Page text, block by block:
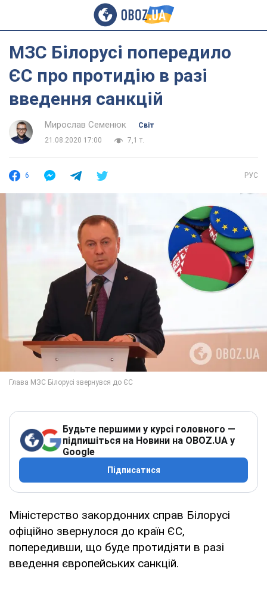
МЗС Білорусі попередило
ЄС про протидію в разі
введення санкцій
Мирослав Семенюк
Світ
21.08.2020 17:00
7,1 т.
6 РУС
Будьте першими у курсі головного —
підпишіться на Новини на OBOZ.UA у
Google
Підписатися
Міністерство закордонних справ Білорусі
офіційно звернулося до країн ЄС,
попередивши, що буде протидіяти в разі
введення європейських санкцій.